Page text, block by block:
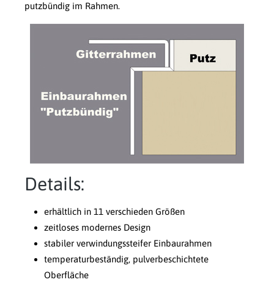
putzbündig im Rahmen.
Details:
erhältlich in 11 verschieden Größen
zeitloses modernes Design
stabiler verwindungssteifer Einbaurahmen
temperaturbeständig, pulverbeschichtete
Oberfläche